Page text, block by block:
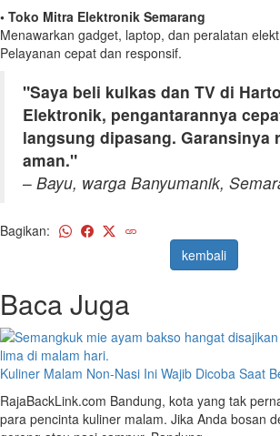
• Toko Mitra Elektronik Semarang
Menawarkan gadget, laptop, dan peralatan
Pelayanan cepat dan responsif.
"Saya beli kulkas dan TV di
Elektronik, pengantarannya
langsung dipasang. Garansinya
aman."
– Bayu, warga Banyumanik,
Bagikan:
kembali
Baca Juga
Kuliner Malam Non-Nasi Ini Wajib Dicoba Saat
RajaBackLink.com Bandung, kota yang tak
para pencinta kuliner malam. Jika Anda bosan